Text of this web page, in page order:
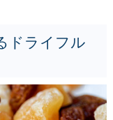
ドライフル